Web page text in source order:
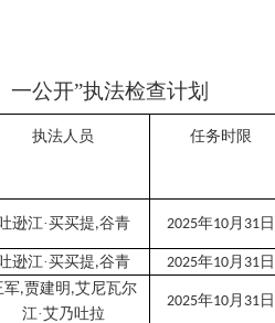
一公开”执法检查计划
执法人员 任务时限
逊江·买买提,谷青 2025年10月 31日
逊江·买买提,谷青 2025年10月 31日
军,贾建明 ,艾尼瓦尔
江·艾乃吐拉
2025年10月 31日